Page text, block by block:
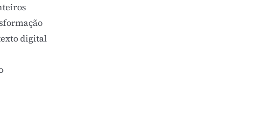
digital